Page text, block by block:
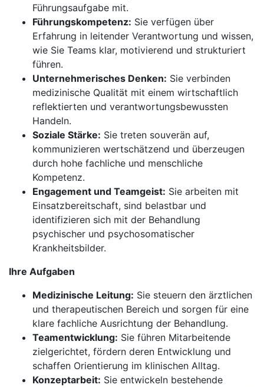
Führungsaufgabe mit.
Führungskompetenz: Sie verfügen über
Erfahrung in leitender Verantwortung und wissen,
wie Sie Teams klar, motivierend und strukturiert
führen.
Unternehmerisches Denken: Sie verbinden
medizinische Qualität mit einem wirtschaftlich
reflektierten und verantwortungsbewussten
Handeln.
Soziale Stärke: Sie treten souverän auf,
kommunizieren wertschätzend und überzeugen
durch hohe fachliche und menschliche
Kompetenz.
Engagement und Teamgeist: Sie arbeiten mit
Einsatzbereitschaft, sind belastbar und
identifizieren sich mit der Behandlung
psychischer und psychosomatischer
Krankheitsbilder.
Ihre Aufgaben
Medizinische Leitung: Sie steuern den ärztlichen
und therapeutischen Bereich und sorgen für eine
klare fachliche Ausrichtung der Behandlung.
Teamentwicklung: Sie führen Mitarbeitende
zielgerichtet, fördern deren Entwicklung und
schaffen Orientierung im klinischen Alltag.
Konzeptarbeit: Sie entwickeln bestehende